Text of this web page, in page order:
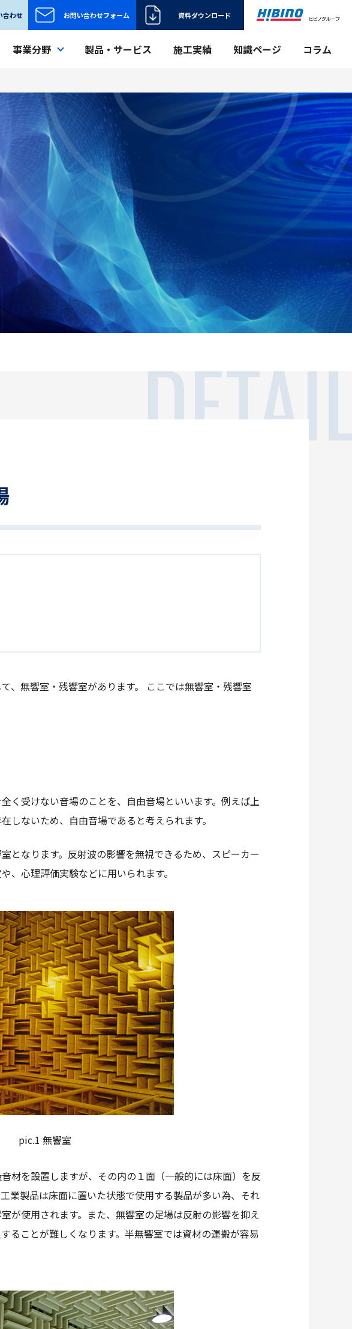
事業分野 製品・サービス 施工実績 知識ページ コラム
お問い合わせフォーム 資料ダウンロード
合わせ
、無響室・残響室があります。 ここでは無響室・残響室
く受けない音場のことを、自由音場といいます。例えば上
しないため、自由音場であると考えられます。
となります。反射波の影響を無視できるため、スピーカー
、心理評価実験などに用いられます。
pic.1 無響室
材を設置しますが、その内の１面（一般的には床面）を反
業製品は床面に置いた状態で使用する製品が多い為、それ
が使用されます。また、無響室の足場は反射の影響を抑え
ることが難しくなります。半無響室では資材の運搬が容易